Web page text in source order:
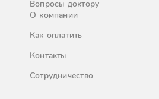
Вопросы доктору
О компании
Как оплатить
Контакты
Сотрудничество